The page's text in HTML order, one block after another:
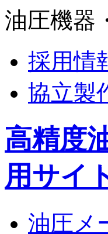
油圧機器
採用情
協立製
高精度
用サイ
油圧メ